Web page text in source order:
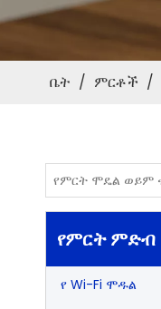
ቤት / ምርቶች /
የምርት ምድብ
የ Wi-Fi ሞዱል